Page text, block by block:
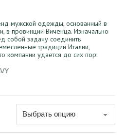
мужской одежды, основанный в
в провинции Виченца. Изначально
собой задачу соединить
традиции Италии,
компании удается до сих пор.